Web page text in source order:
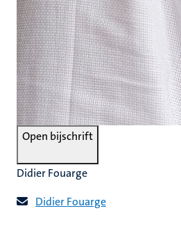
Open bijschrift
Didier Fouarge
Didier Fouarge